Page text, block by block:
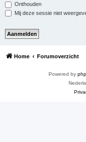
Onthouden
Mij deze sessie niet
Home Forumoverzicht
Powered by